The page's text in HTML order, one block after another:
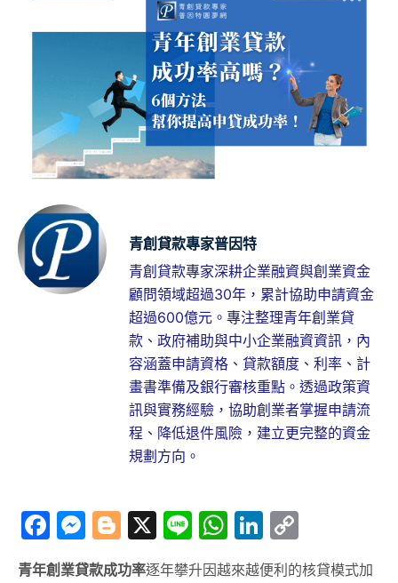
青創貸款專家普因特
青創貸款專家深耕企業融資與創業資金
顧問領域超過30年，累計協助申請資金
超過600億元。專注整理青年創業貸
款、政府補助與中小企業融資資訊，內
容涵蓋申請資格、貸款額度、利率、計
畫書準備及銀行審核重點。透過政策資
訊與實務經驗，協助創業者掌握申請流
程、降低退件風險，建立更完整的資金
規劃方向。
Facebook
Messenger
Blogger
X LineWhatsApp
LinkedIn
Link
青年創業貸款成功率逐年攀升因越來越便利的核貸模式加